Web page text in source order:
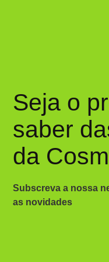
Seja o
saber
da
Subscreva a nossa
as novidades